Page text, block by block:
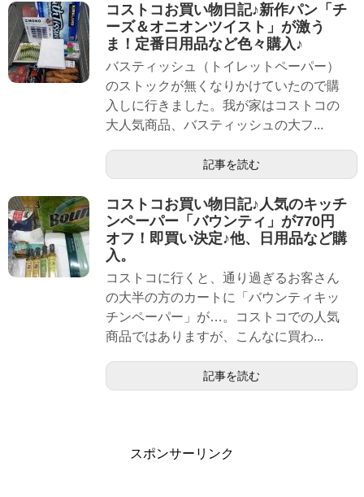
コストコお買い物日記♪新作パン「チ
ーズ＆オニオンツイスト」が激う
ま！定番日用品など色々購入♪
バスティッシュ（トイレットペーパー）
のストックが無くなりかけていたので購
入しに行きました。我が家はコストコの
大人気商品、バスティッシュの大フ...
記事を読む
コストコお買い物日記♪人気のキッチ
ンペーパー「バウンティ」が770円
オフ！即買い決定♪他、日用品など購
入。
コストコに行くと、通り過ぎるお客さん
の大半の方のカートに「バウンティキッ
チンペーパー」が…。コストコでの人気
商品ではありますが、こんなに買わ...
記事を読む
スポンサーリンク